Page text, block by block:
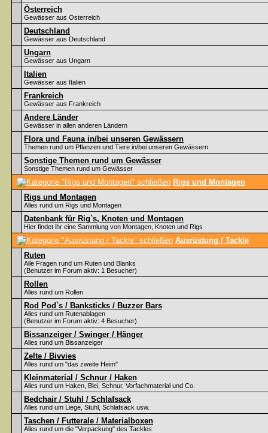
Österreich
Gewässer aus Österreich
Deutschland
Gewässer aus Deutschland
Ungarn
Gewässer aus Ungarn
Italien
Gewässer aus Italien
Frankreich
Gewässer aus Frankreich
Andere Länder
Gewässer in allen anderen Ländern
Flora und Fauna in/bei unseren Gewässern
Themen rund um Pflanzen und Tiere in/bei unseren Gewässern
Sonstige Themen rund um Gewässer
Sonstige Themen rund um Gewässer
Rigs und Montagen
Rigs und Montagen
Alles rund um Rigs und Montagen
Datenbank für Rig`s, Knoten und Montagen
Hier findet ihr eine Sammlung von Montagen, Knoten und Rigs
Ausrüstung / Tackle
Ruten
Alle Fragen rund um Ruten und Blanks
(Benutzer im Forum aktiv: 1 Besucher)
Rollen
Alles rund um Rollen
Rod Pod`s / Banksticks / Buzzer Bars
Alles rund um Rutenablagen
(Benutzer im Forum aktiv: 4 Besucher)
Bissanzeiger / Swinger / Hänger
Alles rund um Bissanzeiger
Zelte / Bivvies
Alles rund um "das zweite Heim"
Kleinmaterial / Schnur / Haken
Alles rund um Haken, Blei, Schnur, Vorfachmaterial und Co.
Bedchair / Stuhl / Schlafsack
Alles rund um Liege, Stuhl, Schlafsack usw.
Taschen / Futterale / Materialboxen
Alles rund um die "Verpackung" des Tackles